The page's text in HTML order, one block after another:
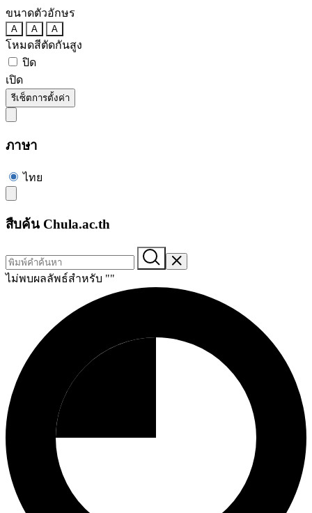
ขนาดตัวอักษร
A A A
โหมดสีตัดกันสูง
ปิด
เปิด
รีเซ็ตการตั้งค่า
ภาษา
ไทย
สืบค้น Chula.ac.th
ไม่พบผลลัพธ์สำหรับ ""